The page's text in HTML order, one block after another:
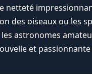
netteté
des oiseaux ou les
astronomes
et passionnante